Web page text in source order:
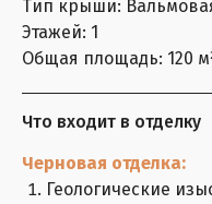
Тип крыши:
Этажей: 1
Общая площадь: 120
Что входит в отделку
Черновая отделка:
Геологические